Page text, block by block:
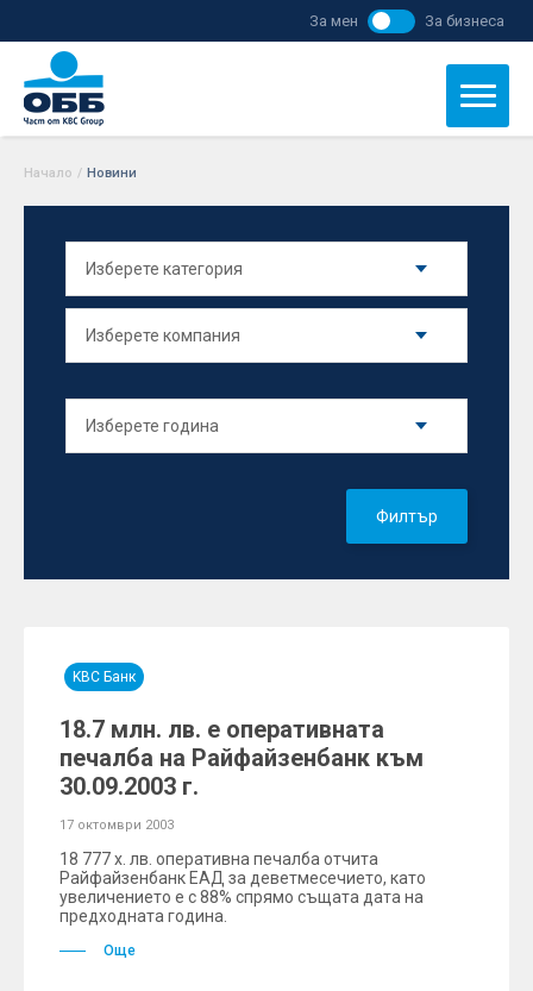
За мен За бизнеса
Начало / Новини
Филтър
KBC Банк
18.7 млн. лв. е оперативната
печалба на Райфайзенбанк към
30.09.2003 г.
17 октомври 2003
18 777 х. лв. оперативна печалба отчита
Райфайзенбанк ЕАД за деветмесечието, като
увеличението е с 88% спрямо същата дата на
предходната година.
Още